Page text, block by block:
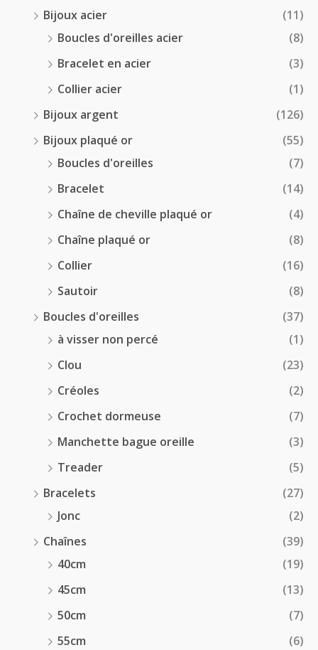
Bijoux acier
(11)
Boucles d'oreilles acier
(8)
Bracelet en acier
(3)
Collier acier
(1)
Bijoux argent
(126)
Bijoux plaqué or
(55)
Boucles d'oreilles
(7)
Bracelet
(14)
Chaîne de cheville plaqué or
(4)
Chaîne plaqué or
(8)
Collier
(16)
Sautoir
(8)
Boucles d'oreilles
(37)
à visser non percé
(1)
Clou
(23)
Créoles
(2)
Crochet dormeuse
(7)
Manchette bague oreille
(3)
Treader
(5)
Bracelets
(27)
Jonc
(2)
Chaînes
(39)
40cm
(19)
45cm
(13)
50cm
(7)
55cm
(6)